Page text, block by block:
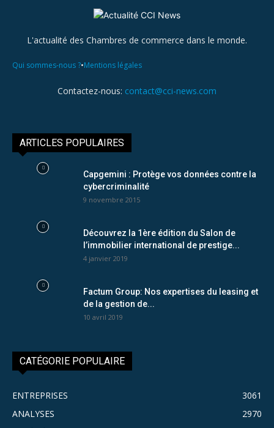
L'actualité des Chambres de commerce dans le monde.
Qui sommes-nous ?•Mentions légales
Contactez-nous: contact@cci-news.com
ARTICLES POPULAIRES
Capgemini : Protège vos données contre la
cybercriminalité
9 novembre 2015
Découvrez la 1ère édition du Salon de
l’immobilier international de prestige...
4 janvier 2019
Factum Group: Nos expertises du leasing et
de la gestion de...
10 avril 2019
CATÉGORIE POPULAIRE
ENTREPRISES
3061
ANALYSES
2970